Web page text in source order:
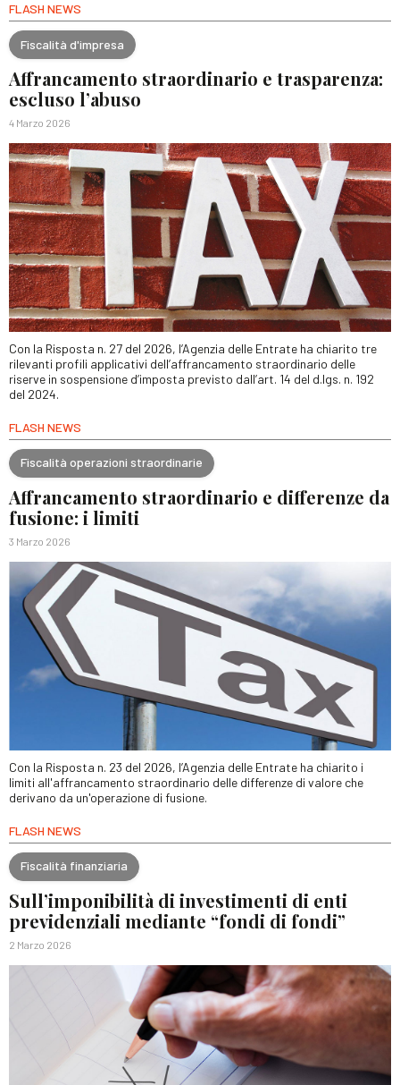
FLASH NEWS
Fiscalità d'impresa
Affrancamento straordinario e trasparenza:
escluso l’abuso
4 Marzo 2026
Con la Risposta n. 27 del 2026, l’Agenzia delle Entrate ha chiarito tre
rilevanti profili applicativi dell’affrancamento straordinario delle
riserve in sospensione d’imposta previsto dall’art. 14 del d.lgs. n. 192
del 2024.
FLASH NEWS
Fiscalità operazioni straordinarie
Affrancamento straordinario e differenze da
fusione: i limiti
3 Marzo 2026
Con la Risposta n. 23 del 2026, l’Agenzia delle Entrate ha chiarito i
limiti all'affrancamento straordinario delle differenze di valore che
derivano da un'operazione di fusione.
FLASH NEWS
Fiscalità finanziaria
Sull’imponibilità di investimenti di enti
previdenziali mediante “fondi di fondi”
2 Marzo 2026